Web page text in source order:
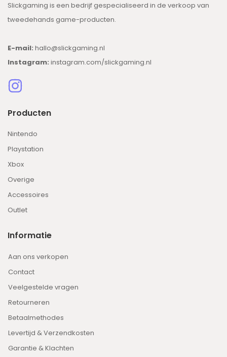
Slickgaming is een bedrijf gespecialiseerd in de verkoop van
tweedehands game-producten.
E-mail: hallo@slickgaming.nl
Instagram: instagram.com/slickgaming.nl
Producten
Nintendo
Playstation
Xbox
Overige
Accessoires
Outlet
Informatie
Aan ons verkopen
Contact
Veelgestelde vragen
Retourneren
Betaalmethodes
Levertijd & Verzendkosten
Garantie & Klachten